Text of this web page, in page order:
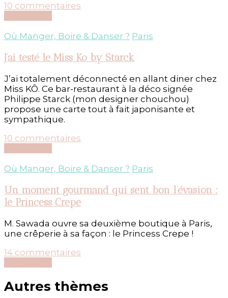
10 commentaires
sans
du
Fouquet’s
Où Manger, Boire & Danser ? Paris
J’ai testé le Miss Ko by Starck
J’ai totalement déconnecté en allant diner chez
Miss KÔ. Ce bar-restaurant à la déco signée
Philippe Starck (mon designer chouchou)
propose une carte tout à fait japonisante et
sympathique.
10 commentaires
le
Ko
Starck
Où Manger, Boire & Danser ? Paris
Un moment gourmand qui sent bon l’évasion :
le Princess Crepe
M. Sawada ouvre sa deuxième boutique à Paris,
une crêperie à sa façon : le Princess Crepe !
14 commentaires
gourmand
qui
Autres thèmes